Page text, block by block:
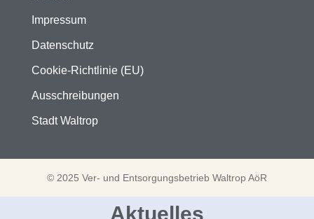
Impressum
Datenschutz
Cookie-Richtlinie (EU)
Ausschreibungen
Stadt Waltrop
© 2025 Ver- und Entsorgungsbetrieb Waltrop AöR
Aktuelles